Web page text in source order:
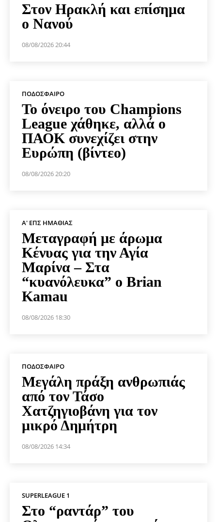
Στον Ηρακλή και επίσημα
ο Νανού
08/08/2026 20:44
ΠΟΔΌΣΦΑΙΡΟ
Το όνειρο του Champions
League χάθηκε, αλλά ο
ΠΑΟΚ συνεχίζει στην
Ευρώπη (βίντεο)
08/08/2026 20:20
Α' ΕΠΣ ΗΜΑΘΊΑΣ
Μεταγραφή με άρωμα
Κένυας για την Αγία
Μαρίνα – Στα
“κυανόλευκα” ο Brian
Kamau
08/08/2026 18:30
ΠΟΔΌΣΦΑΙΡΟ
Μεγάλη πράξη ανθρωπιάς
από τον Τάσο
Χατζηγιοβάνη για τον
μικρό Δημήτρη
08/08/2026 14:34
SUPERLEAGUE 1
Στο “ραντάρ” του